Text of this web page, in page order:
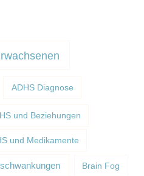
ADHS Diagnose
und Beziehungen
und Medikamente
Brain Fog